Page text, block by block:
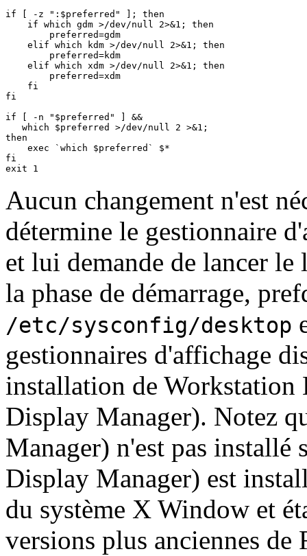
if [ -z ":$preferred" ]; then
    if which gdm >/dev/null 2>&1; then
        preferred=gdm
    elif which kdm >/dev/null 2>&1; then
        preferred=kdm
    elif which xdm >/dev/null 2>&1; then
        preferred=xdm
    fi
fi
if [ -n "$preferred" ] &&
   which $preferred >/dev/null 2 >&1;
then
    exec `which $preferred` $*
fi
Aucun changement n'est
détermine le gestionnaire
et lui demande de lancer
la phase de démarrage,
/etc/sysconfig/desktop
gestionnaires d'affichage
installation de
Display Manager). Notez
Manager) n'est pas
Display Manager) est
du système X Window et
versions plus anciennes de